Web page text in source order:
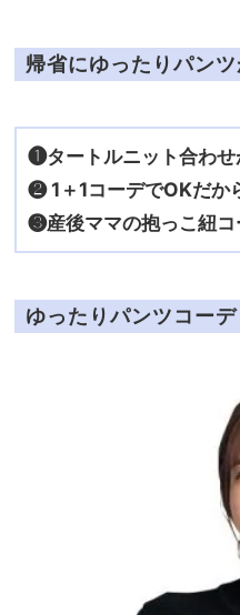
帰省にゆったりパン
❶タートルニット合わせ
❷ 1＋1コーデでOKだか
❸産後ママの抱っこ紐コ
ゆったりパンツコーデ